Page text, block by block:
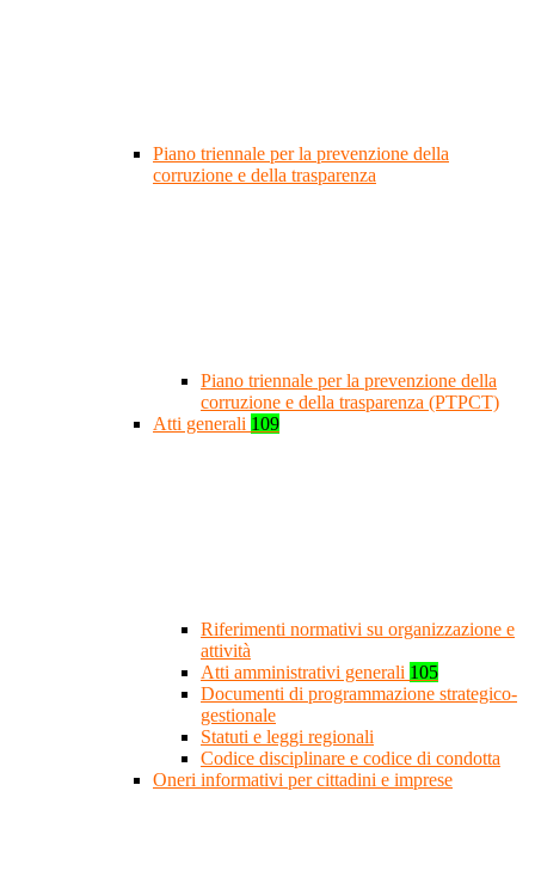
Piano triennale per la prevenzione della
corruzione e della trasparenza
Piano triennale per la prevenzione della
corruzione e della trasparenza (PTPCT)
Atti generali 109
Riferimenti normativi su organizzazione e
attività
Atti amministrativi generali 105
Documenti di programmazione strategico-
gestionale
Statuti e leggi regionali
Codice disciplinare e codice di condotta
Oneri informativi per cittadini e imprese